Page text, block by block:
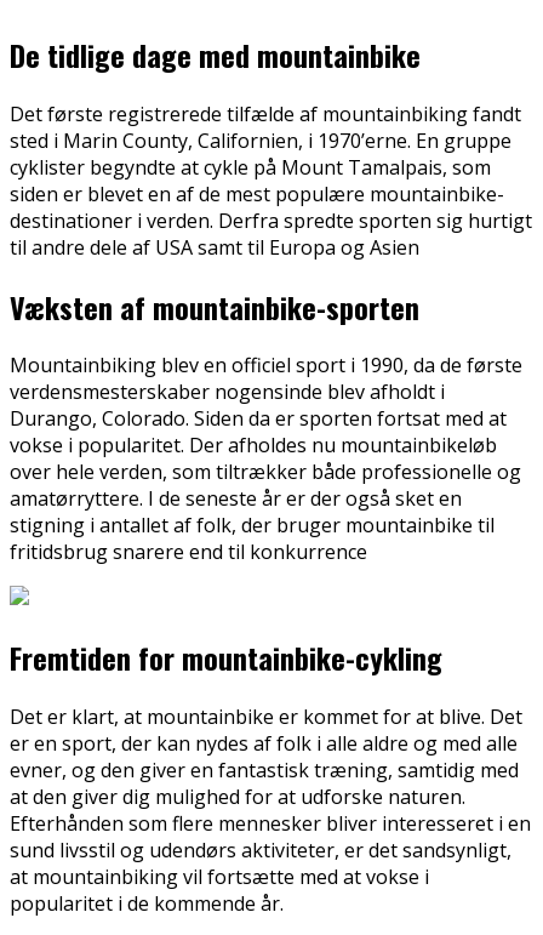
De tidlige dage med mountainbike
Det første registrerede tilfælde af mountainbiking fandt
sted i Marin County, Californien, i 1970’erne. En gruppe
cyklister begyndte at cykle på Mount Tamalpais, som
siden er blevet en af de mest populære mountainbike-
destinationer i verden. Derfra spredte sporten sig hurtigt
til andre dele af USA samt til Europa og Asien
Væksten af mountainbike-sporten
Mountainbiking blev en officiel sport i 1990, da de første
verdensmesterskaber nogensinde blev afholdt i
Durango, Colorado. Siden da er sporten fortsat med at
vokse i popularitet. Der afholdes nu mountainbikeløb
over hele verden, som tiltrækker både professionelle og
amatørryttere. I de seneste år er der også sket en
stigning i antallet af folk, der bruger mountainbike til
fritidsbrug snarere end til konkurrence
Fremtiden for mountainbike-cykling
Det er klart, at mountainbike er kommet for at blive. Det
er en sport, der kan nydes af folk i alle aldre og med alle
evner, og den giver en fantastisk træning, samtidig med
at den giver dig mulighed for at udforske naturen.
Efterhånden som flere mennesker bliver interesseret i en
sund livsstil og udendørs aktiviteter, er det sandsynligt,
at mountainbiking vil fortsætte med at vokse i
popularitet i de kommende år.